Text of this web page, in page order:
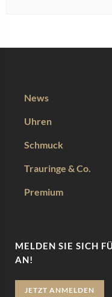
News
Uhren
Schmuck
Trauringe & Co.
Premium
MELDEN SIE SICH
AN!
JETZT ANMELDEN